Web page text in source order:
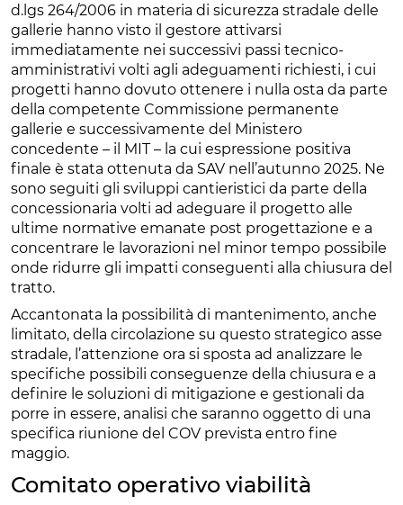
d.lgs 264/2006 in materia di sicurezza stradale delle
gallerie hanno visto il gestore attivarsi
immediatamente nei successivi passi tecnico-
amministrativi volti agli adeguamenti richiesti, i cui
progetti hanno dovuto ottenere i nulla osta da parte
della competente Commissione permanente
gallerie e successivamente del Ministero
concedente – il MIT – la cui espressione positiva
finale è stata ottenuta da SAV nell’autunno 2025. Ne
sono seguiti gli sviluppi cantieristici da parte della
concessionaria volti ad adeguare il progetto alle
ultime normative emanate post progettazione e a
concentrare le lavorazioni nel minor tempo possibile
onde ridurre gli impatti conseguenti alla chiusura del
tratto.
Accantonata la possibilità di mantenimento, anche
limitato, della circolazione su questo strategico asse
stradale, l’attenzione ora si sposta ad analizzare le
specifiche possibili conseguenze della chiusura e a
definire le soluzioni di mitigazione e gestionali da
porre in essere, analisi che saranno oggetto di una
specifica riunione del COV prevista entro fine
maggio.
Comitato operativo viabilità